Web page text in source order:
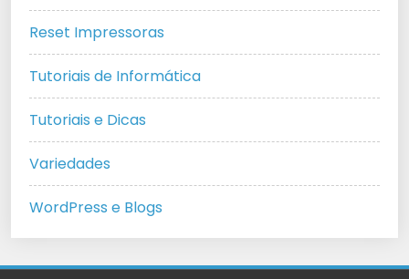
Reset Impressoras
Tutoriais de Informática
Tutoriais e Dicas
Variedades
WordPress e Blogs